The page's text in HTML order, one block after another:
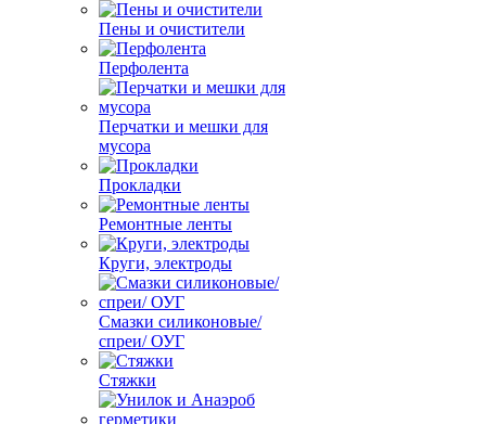
Пены и очистители
Перфолента
Перчатки и мешки для
мусора
Прокладки
Ремонтные ленты
Круги, электроды
Смазки силиконовые/
спреи/ ОУГ
Стяжки